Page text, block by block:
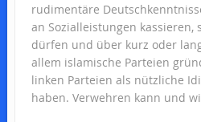
rudimentäre
an Sozialleistungen kassieren,
dürfen und über kurz oder
allem islamische Parteien
linken Parteien als nützliche
haben. Verwehren kann und